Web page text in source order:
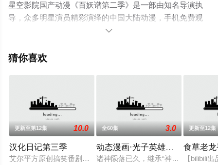
星空影院国产动漫《百妖谱第二季》是一部由知名导演执
导，众多明星演员精彩演绎的中国大陆动漫，手机免费观
看高清未删减完整版动漫全集就上星空影视，更多相关信

猜你喜欢
更新至第12集 10.0
汉化日记第三季
艾尔平方原创搞笑番剧《汉化日记》第三季宣布制作
全60集 3.0
动态漫画·光子英雄传：超神灵主
诸神陨落已久，继承“神祇烙印”的灵
更新至12集
食草老
【bilibili